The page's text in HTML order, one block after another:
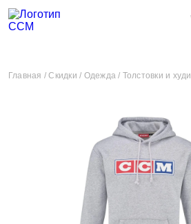
Главная /Скидки / Одежда / Толстовки и худи